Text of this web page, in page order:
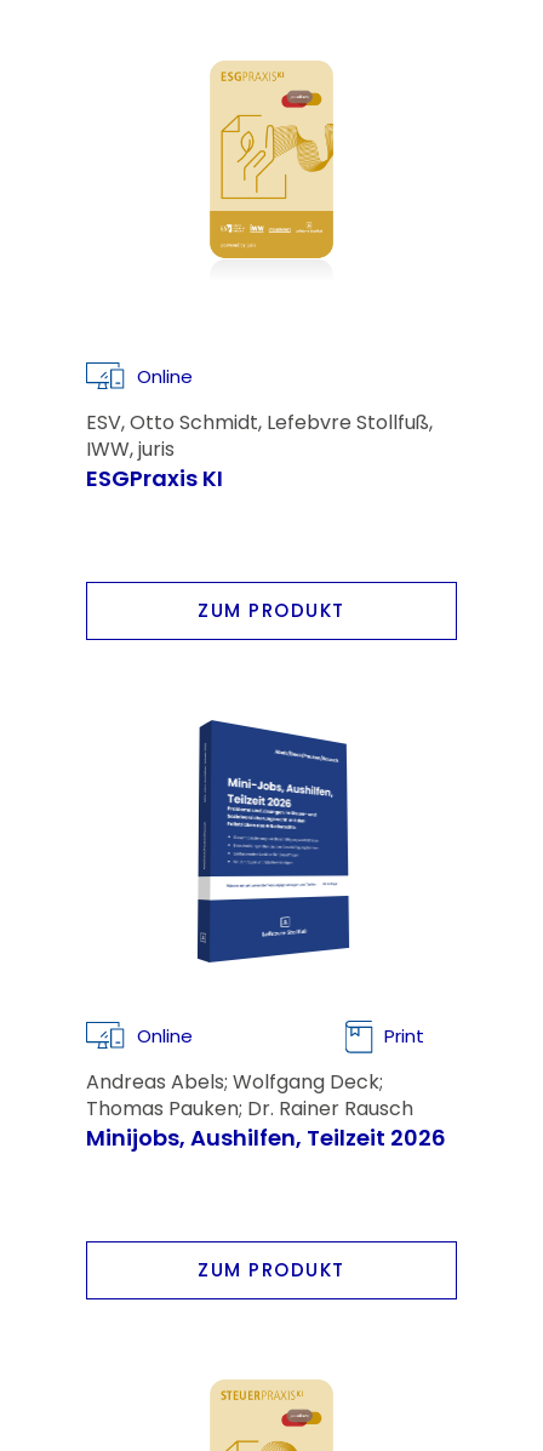
Online
ESV, Otto Schmidt, Lefebvre Stollfuß,
IWW, juris
ESGPraxis KI
ZUM PRODUKT
Online Print
Andreas Abels; Wolfgang Deck;
Thomas Pauken; Dr. Rainer Rausch
Minijobs, Aushilfen, Teilzeit 2026
ZUM PRODUKT